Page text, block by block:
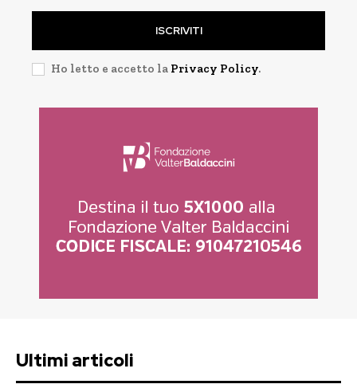
ISCRIVITI
Ho letto e accetto la Privacy Policy.
Ultimi articoli